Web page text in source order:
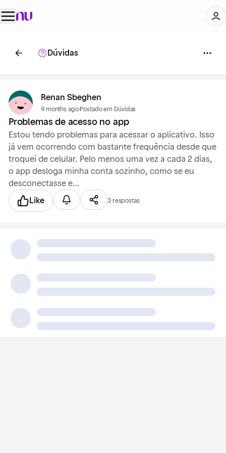
Dúvidas
Renan Sbeghen
9 months ago·Postado em Dúvidas
Problemas de acesso no app
Estou tendo problemas para acessar o aplicativo. Isso
já vem ocorrendo com bastante frequência desde que
troquei de celular. Pelo menos uma vez a cada 2 dias,
o app desloga minha conta sozinho, como se eu
desconectasse e…
Like 3 respostas